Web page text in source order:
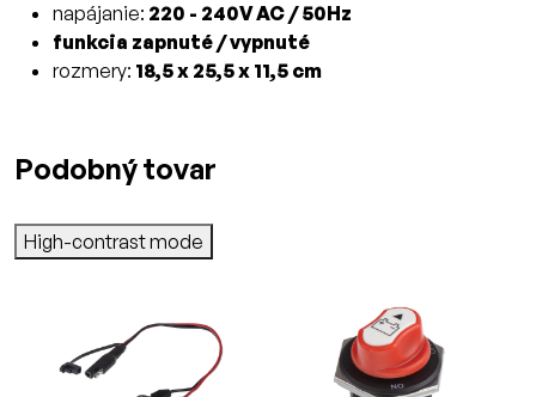
napájanie: 220 - 240V AC / 50Hz
funkcia zapnuté / vypnuté
rozmery: 18,5 x 25,5 x 11,5 cm
Podobný tovar
High-contrast mode